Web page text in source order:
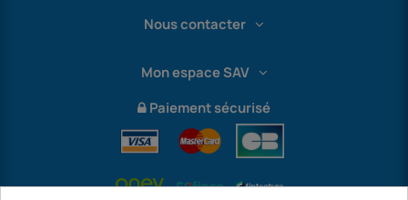
Nous contacter
Mon espace SAV
Paiement sécurisé